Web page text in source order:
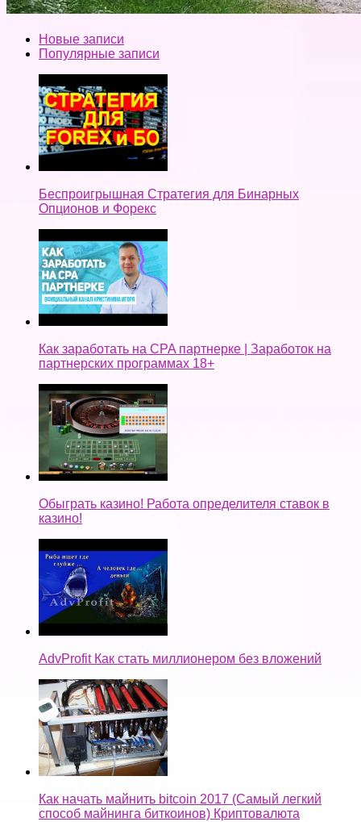
Новые записи
Популярные записи
Беспроигрышная Стратегия для Бинарных
Опционов и Форекс
Как заработать на CPA партнерке | Заработок на
партнерских программах 18+
Обыграть казино! Работа определителя ставок в
казино!
AdvProfit Как стать миллионером без вложений
Как начать майнить bitcoin 2017 (Самый легкий
способ майнинга биткоинов) Криптовалюта